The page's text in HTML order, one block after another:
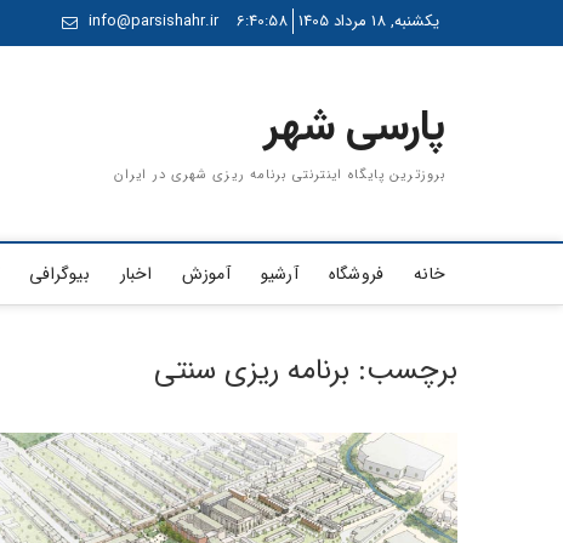
to
یکشنبه, 18 مرداد 1405 6:40:58
info@parsishahr.ir
پارسی شهر
بروزترین پایگاه اینترنتی برنامه ریزی شهری در ایران
خانه فروشگاه آرشیو آموزش اخبار بیوگرافی
برچسب: برنامه ریزی سنتی